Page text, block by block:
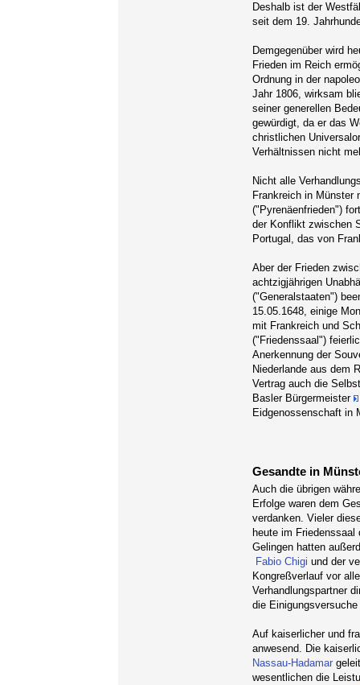
Deshalb ist der
seit dem 19.
Demgegenüber wird
Frieden im Reich
Ordnung in der
Jahr 1806, wirksam
seiner generellen
gewürdigt, da er das
christlichen
Verhältnissen nicht
Nicht alle
Frankreich in Münster
("Pyrenäenfrieden")
der Konflikt zwischen
Portugal, das von
Aber der Frieden
achtzigjährigen
("Generalstaaten")
15.05.1648, einige
mit Frankreich und
("Friedenssaal")
Anerkennung der
Niederlande aus dem
Vertrag auch die
Basler Bürgermeister
Eidgenossenschaft in
Gesandte in
Auch die übrigen
Erfolge waren dem
verdanken. Vieler
heute im
Gelingen hatten
Fabio Chigi und der
Kongreßverlauf vor
Verhandlungspartner
die
Auf kaiserlicher und
anwesend. Die
Nassau-Hadamar
wesentlichen die